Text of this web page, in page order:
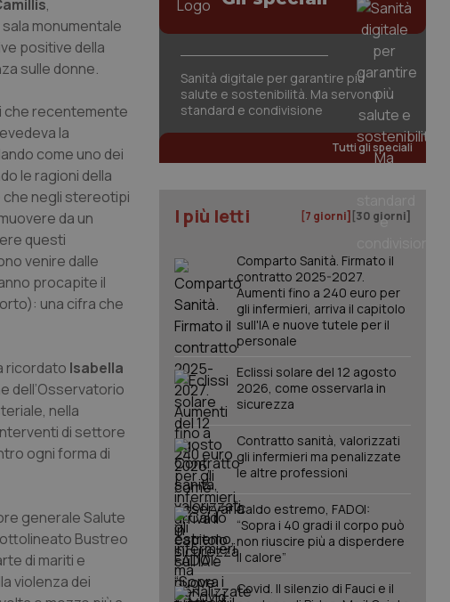
,
monumentale
positive della
sulle donne.
che recentemente
la
come uno dei
le ragioni della
che negli stereotipi
da un
questi
venire dalle
procapite il
una cifra che
ricordato Isabella
dell’Osservatorio
nella
di settore
ogni forma di
generale Salute
Bustreo
di mariti e
violenza dei
Sanità digitale per garantire più
salute e sostenibilità. Ma servono
standard e condivisione
Tutti gli speciali
I più letti [7 giorni] [30 giorni]
Comparto Sanità. Firmato il
contratto 2025-2027.
Aumenti fino a 240 euro per
gli infermieri, arriva il capitolo
sull'IA e nuove tutele per il
personale
Eclissi solare del 12 agosto
2026, come osservarla in
sicurezza
Contratto sanità, valorizzati
gli infermieri ma penalizzate
le altre professioni
Caldo estremo, FADOI:
“Sopra i 40 gradi il corpo può
non riuscire più a disperdere
il calore”
Covid. Il silenzio di Fauci e il